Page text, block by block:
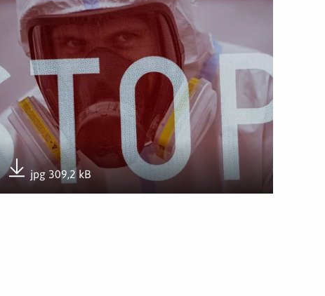
jpg 309,2 kB
Pobierz załącznik